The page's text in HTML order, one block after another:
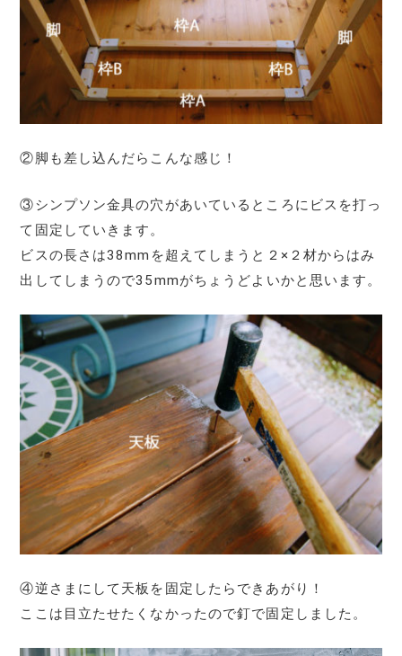
②脚も差し込んだらこんな感じ！
③シンプソン金具の穴があいているところにビスを打っ
て固定していきます。
ビスの長さは38mmを超えてしまうと２×２材からはみ
出してしまうので35mmがちょうどよいかと思います。
④逆さまにして天板を固定したらできあがり！
ここは目立たせたくなかったので釘で固定しました。